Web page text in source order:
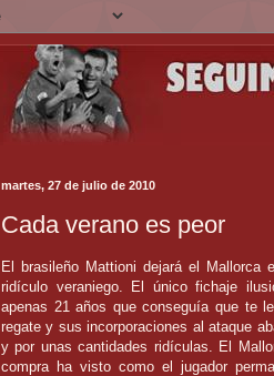
martes, 27 de julio de 2010
Cada verano es peor
El brasileño Mattioni dejará el Mallorca
ridículo veraniego. El único fichaje
apenas 21 años que conseguía que te
regate y sus incorporaciones al ataque
y por unas cantidades ridículas. El
compra ha visto como el jugador